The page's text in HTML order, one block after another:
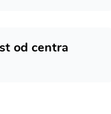
od centra